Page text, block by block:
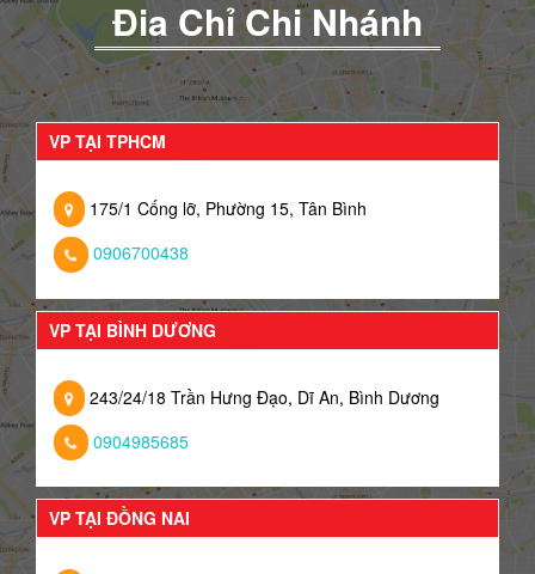
Đia Chỉ Chi Nhánh
VP TẠI TPHCM
175/1 Cống lỡ, Phường 15, Tân Bình
0906700438
VP TẠI BÌNH DƯƠNG
243/24/18 Trần Hưng Đạo, Dĩ An, Bình Dương
0904985685
VP TẠI ĐỒNG NAI